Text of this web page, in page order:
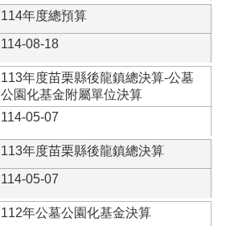
114年度總預算
114-08-18
113年度苗栗縣後龍鎮總決算-公墓
公園化基金附屬單位決算
114-05-07
113年度苗栗縣後龍鎮總決算
114-05-07
112年公墓公園化基金決算